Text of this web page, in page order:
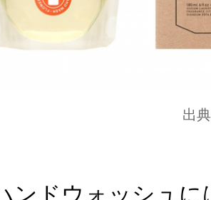
出
ンドウォッシュに